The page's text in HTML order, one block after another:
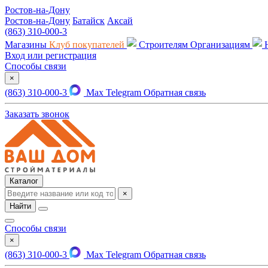
Ростов-на-Дону
Ростов-на-Дону Батайск Аксай
(863) 310-000-3
Магазины Клуб покупателей Строителям Организациям
Вход или регистрация
Способы связи
×
(863) 310-000-3 Max Telegram Обратная связь
Заказать звонок
Каталог
×
Найти
Способы связи
×
(863) 310-000-3 Max Telegram Обратная связь